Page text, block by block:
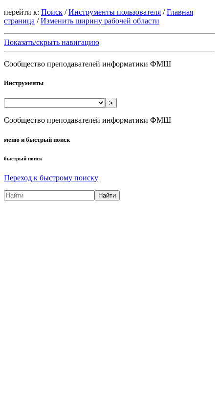
перейти к: Поиск / Инструменты пользователя / Главная
страница / Изменить ширину рабочей области
Показать/скрыть навигацию
Сообщество преподавателей информатики ФМШ
Инструменты
>
Сообщество преподавателей информатики ФМШ
меню и быстрый поиск
быстрый поиск
Переход к быстрому поиску
Найти